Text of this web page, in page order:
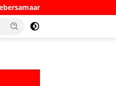
Kesaksian Sekretaris